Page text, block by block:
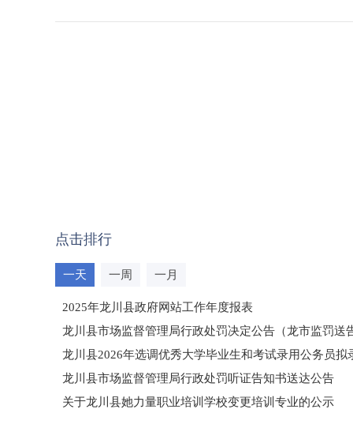
点击排行
一天 一周 一月
2025年龙川县政府网站工作年度报表
龙川县市场监督管理局行政处罚决定公告（龙市监罚送
龙川县2026年选调优秀大学毕业生和考试录用公务员拟
龙川县市场监督管理局行政处罚听证告知书送达公告
（龙市监罚送告〔2026〕71号）
关于龙川县她力量职业培训学校变更培训专业的公示